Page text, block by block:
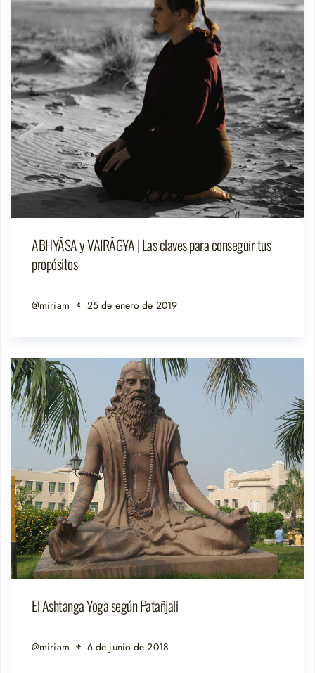
ABHYĀSA y VAIRĀGYA | Las claves para conseguir tus
propósitos
@miriam 25 de enero de 2019
El Ashtanga Yoga según Patañjali
@miriam 6 de junio de 2018